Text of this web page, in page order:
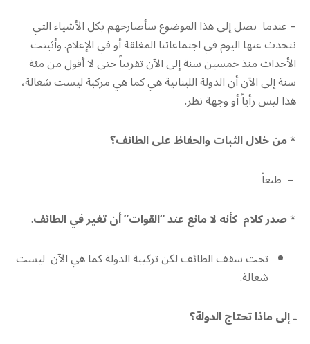
– عندما نصل إلى هذا الموضوع سأصارحهم بكل الأشياء التي
نتحدث عنها اليوم في اجتماعاتنا المغلقة أو في الإعلام. وأثبتت
الأحداث منذ خمسين سنة إلى الآن تقريباً حتى لا أقول من مئة
سنة إلى الآن أن الدولة اللبنانية هي كما هي مركبة ليست شغالة،
هذا ليس رأياً أو وجهة نظر.
*من خلال الثبات والحفاظ على الطائف؟
– طبعاً
*صدر كلام كأنه لا مانع عند “القوات” أن تغير في الطائف.
تحت سقف الطائف لكن تركيبة الدولة كما هي الآن ليست
شغالة.
ـ إلى ماذا تحتاج الدولة؟